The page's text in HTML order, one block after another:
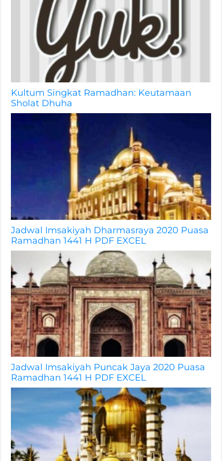
Kultum Singkat Ramadhan: Keutamaan
Sholat Dhuha
Jadwal Imsakiyah Dharmasraya 2020 Puasa
Ramadhan 1441 H PDF EXCEL
Jadwal Imsakiyah Puncak Jaya 2020 Puasa
Ramadhan 1441 H PDF EXCEL